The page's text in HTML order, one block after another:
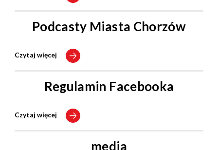
Podcasty Miasta Chorzów
Czytaj więcej
Regulamin Facebooka
Czytaj więcej
media